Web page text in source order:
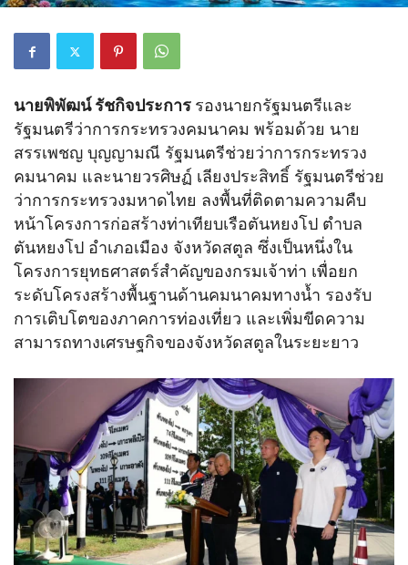
นายพิพัฒน์ รัชกิจประการ รองนายกรัฐมนตรีและ
รัฐมนตรีว่าการกระทรวงคมนาคม พร้อมด้วย นาย
สรรเพชญ บุญญามณี รัฐมนตรีช่วยว่าการกระทรวง
คมนาคม และนายวรศิษฏ์ เลียงประสิทธิ์ รัฐมนตรีช่วย
ว่าการกระทรวงมหาดไทย ลงพื้นที่ติดตามความคืบ
หน้าโครงการก่อสร้างท่าเทียบเรือตันหยงโป ตำบล
ตันหยงโป อำเภอเมือง จังหวัดสตูล ซึ่งเป็นหนึ่งใน
โครงการยุทธศาสตร์สำคัญของกรมเจ้าท่า เพื่อยก
ระดับโครงสร้างพื้นฐานด้านคมนาคมทางน้ำ รองรับ
การเติบโตของภาคการท่องเที่ยว และเพิ่มขีดความ
สามารถทางเศรษฐกิจของจังหวัดสตูลในระยะยาว